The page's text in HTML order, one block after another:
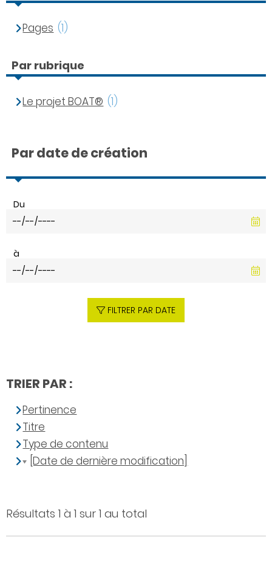
Résultats 1 à 1 sur 1 au total
Pages (1)
Par rubrique
Le projet BOAT® (1)
Par date de création
Du
à
FILTRER PAR DATE
TRIER PAR :
Pertinence
Titre
Type de contenu
[Date de dernière modification]